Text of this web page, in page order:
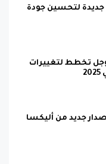
لتحسين جودة
تخطط لتغييرات
جديد من أليكسا